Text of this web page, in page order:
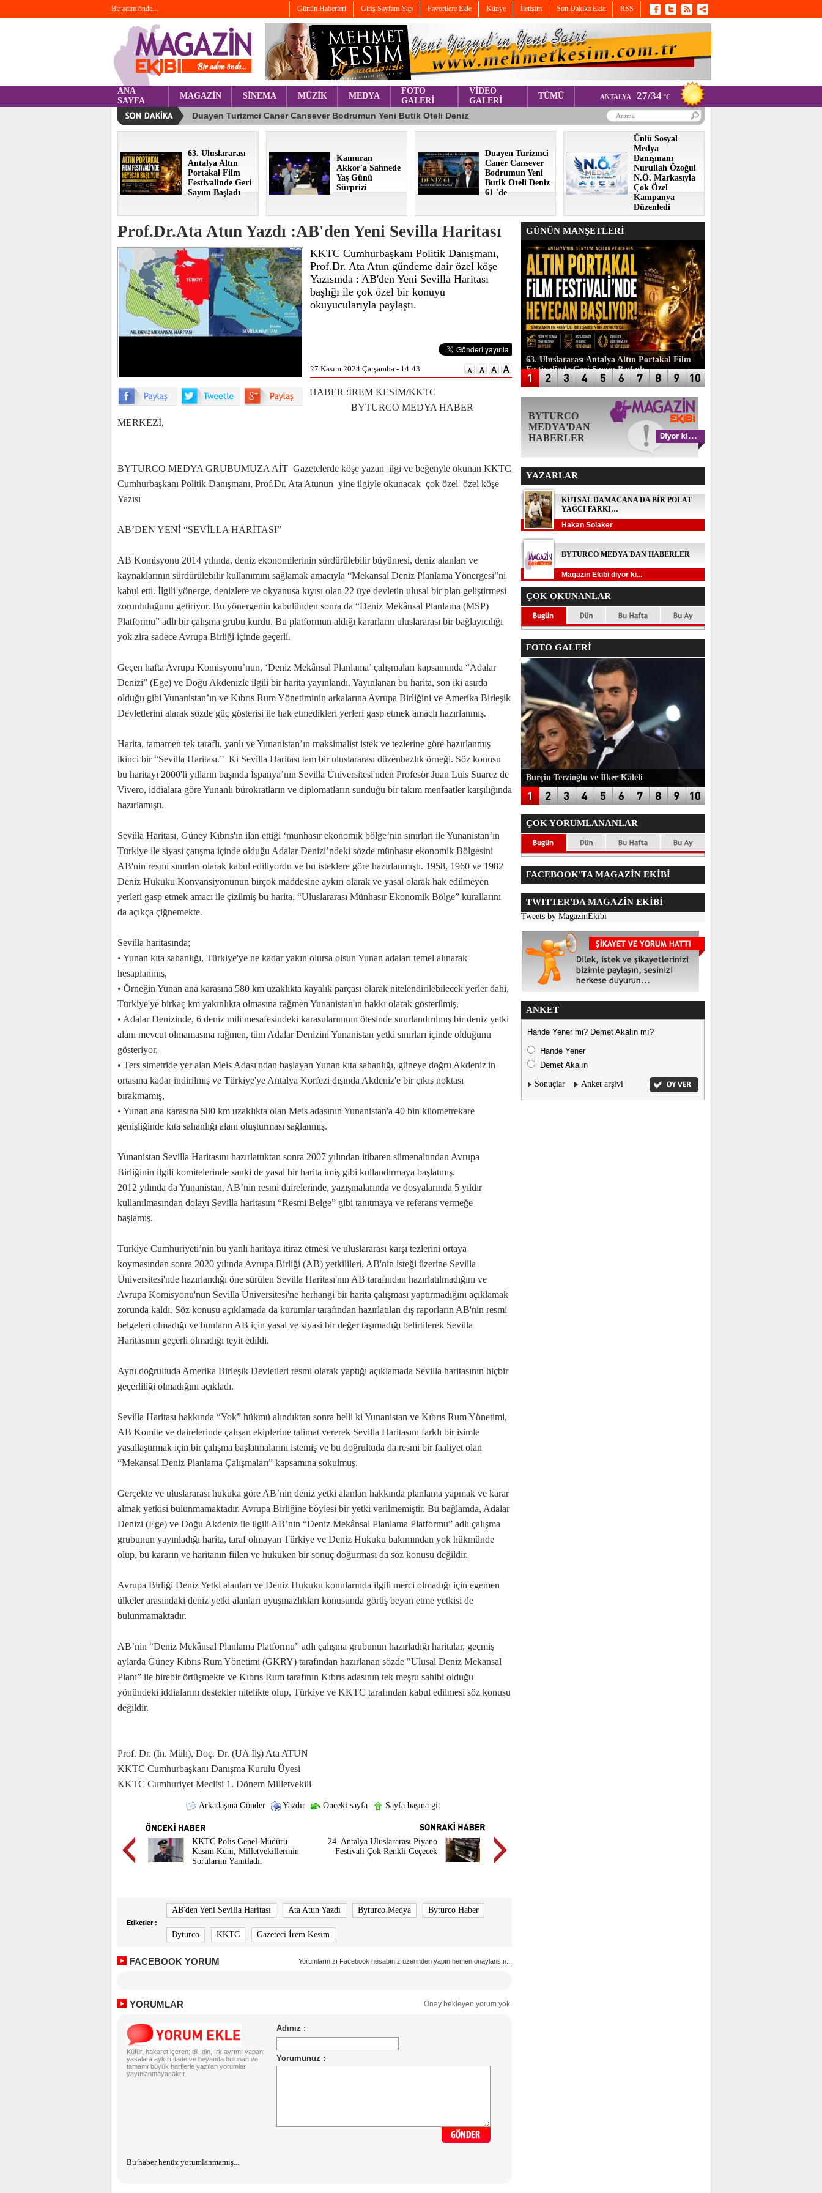
Bir adım önde... Günün Haberleri Giriş Sayfam Yap Favorilere Ekle Künye İletişim Son Dakika Ekle RSS
ANA
SAYFA
MAGAZİN SİNEMA MÜZİK MEDYA
FOTO
GALERİ
VİDEO
GALERİ
TÜMÜ ANTALYA 27/34 °C
63. Uluslararası
Antalya Altın
Portakal Film
Festivalinde Geri
Sayım Başladı
Kamuran
Akkor'a Sahnede
Yaş Günü
Sürprizi
Duayen Turizmci
Caner Cansever
Bodrumun Yeni
Butik Oteli Deniz
61 'de
Ünlü Sosyal
Medya
Danışmanı
Nurullah Özoğul
N.Ö. Markasıyla
Çok Özel
Kampanya
Düzenledi
Prof.Dr.Ata Atun Yazdı :AB'den Yeni Sevilla Haritası
KKTC Cumhurbaşkanı Politik Danışmanı,
Prof.Dr. Ata Atun gündeme dair özel köşe
Yazısında : AB'den Yeni Sevilla Haritası
başlığı ile çok özel bir konuyu
okuyucularıyla paylaştı.
27 Kasım 2024 Çarşamba - 14:43
HABER :İREM KESİM/KKTC
BYTURCO MEDYA HABER
MERKEZİ,
BYTURCO MEDYA GRUBUMUZA AİT Gazetelerde köşe yazan ilgi ve beğenyle okunan KKTC
Cumhurbaşkanı Politik Danışmanı, Prof.Dr. Ata Atunun yine ilgiyle okunacak çok özel özel köşe
Yazısı
AB’DEN YENİ “SEVİLLA HARİTASI”
AB Komisyonu 2014 yılında, deniz ekonomilerinin sürdürülebilir büyümesi, deniz alanları ve
kaynaklarının sürdürülebilir kullanımını sağlamak amacıyla “Mekansal Deniz Planlama Yönergesi”ni
kabul etti. İlgili yönerge, denizlere ve okyanusa kıyısı olan 22 üye devletin ulusal bir plan geliştirmesi
zorunluluğunu getiriyor. Bu yönergenin kabulünden sonra da “Deniz Mekânsal Planlama (MSP)
Platformu” adlı bir çalışma grubu kurdu. Bu platformun aldığı kararların uluslararası bir bağlayıcılığı
yok zira sadece Avrupa Birliği içinde geçerli.
Geçen hafta Avrupa Komisyonu’nun, ‘Deniz Mekânsal Planlama’ çalışmaları kapsamında “Adalar
Denizi” (Ege) ve Doğu Akdenizle ilgili bir harita yayınlandı. Yayınlanan bu harita, son iki asırda
olduğu gibi Yunanistan’ın ve Kıbrıs Rum Yönetiminin arkalarına Avrupa Birliğini ve Amerika Birleşik
Devletlerini alarak sözde güç gösterisi ile hak etmedikleri yerleri gasp etmek amaçlı hazırlanmış.
Harita, tamamen tek taraflı, yanlı ve Yunanistan’ın maksimalist istek ve tezlerine göre hazırlanmış
ikinci bir “Sevilla Haritası.” Ki Sevilla Haritası tam bir uluslararası düzenbazlık örneği. Söz konusu
bu haritayı 2000'li yılların başında İspanya’nın Sevilla Üniversitesi'nden Profesör Juan Luis Suarez de
Vivero, iddialara göre Yunanlı bürokratların ve diplomatların sunduğu bir takım menfaatler karşılığında
hazırlamıştı.
Sevilla Haritası, Güney Kıbrıs'ın ilan ettiği ‘münhasır ekonomik bölge’nin sınırları ile Yunanistan’ın
Türkiye ile siyasi çatışma içinde olduğu Adalar Denizi’ndeki sözde münhasır ekonomik Bölgesini
AB'nin resmi sınırları olarak kabul ediliyordu ve bu isteklere göre hazırlanmıştı. 1958, 1960 ve 1982
Deniz Hukuku Konvansiyonunun birçok maddesine aykırı olarak ve yasal olarak hak edilmeyen
yerleri gasp etmek amacı ile çizilmiş bu harita, “Uluslararası Münhasır Ekonomik Bölge” kurallarını
da açıkça çiğnemekte.
Sevilla haritasında;
• Yunan kıta sahanlığı, Türkiye'ye ne kadar yakın olursa olsun Yunan adaları temel alınarak
hesaplanmış,
• Örneğin Yunan ana karasına 580 km uzaklıkta kayalık parçası olarak nitelendirilebilecek yerler dahi,
Türkiye'ye birkaç km yakınlıkta olmasına rağmen Yunanistan'ın hakkı olarak gösterilmiş,
• Adalar Denizinde, 6 deniz mili mesafesindeki karasularınının ötesinde sınırlandırılmış bir deniz yetki
alanı mevcut olmamasına rağmen, tüm Adalar Denizini Yunanistan yetki sınırları içinde olduğunu
gösteriyor,
• Ters simetride yer alan Meis Adası'ndan başlayan Yunan kıta sahanlığı, güneye doğru Akdeniz'in
ortasına kadar indirilmiş ve Türkiye'ye Antalya Körfezi dışında Akdeniz'e bir çıkış noktası
bırakmamış,
• Yunan ana karasına 580 km uzaklıkta olan Meis adasının Yunanistan'a 40 bin kilometrekare
genişliğinde kıta sahanlığı alanı oluşturması sağlanmış.
Yunanistan Sevilla Haritasını hazırlattıktan sonra 2007 yılından itibaren sümenaltından Avrupa
Birliğinin ilgili komitelerinde sanki de yasal bir harita imiş gibi kullandırmaya başlatmış.
2012 yılında da Yunanistan, AB’nin resmi dairelerinde, yazışmalarında ve dosyalarında 5 yıldır
kullanılmasından dolayı Sevilla haritasını “Resmi Belge” gibi tanıtmaya ve referans vermeğe
başlamış.
Türkiye Cumhuriyeti’nin bu yanlı haritaya itiraz etmesi ve uluslararası karşı tezlerini ortaya
koymasından sonra 2020 yılında Avrupa Birliği (AB) yetkilileri, AB'nin isteği üzerine Sevilla
Üniversitesi'nde hazırlandığı öne sürülen Sevilla Haritası'nın AB tarafından hazırlatılmadığını ve
Avrupa Komisyonu'nun Sevilla Üniversitesi'ne herhangi bir harita çalışması yaptırmadığını açıklamak
zorunda kaldı. Söz konusu açıklamada da kurumlar tarafından hazırlatılan dış raporların AB'nin resmi
belgeleri olmadığı ve bunların AB için yasal ve siyasi bir değer taşımadığı belirtilerek Sevilla
Haritasının geçerli olmadığı teyit edildi.
Aynı doğrultuda Amerika Birleşik Devletleri resmi olarak yaptığı açıklamada Sevilla haritasının hiçbir
geçerliliği olmadığını açıkladı.
Sevilla Haritası hakkında “Yok” hükmü alındıktan sonra belli ki Yunanistan ve Kıbrıs Rum Yönetimi,
AB Komite ve dairelerinde çalışan ekiplerine talimat vererek Sevilla Haritasını farklı bir isimle
yasallaştırmak için bir çalışma başlatmalarını istemiş ve bu doğrultuda da resmi bir faaliyet olan
“Mekansal Deniz Planlama Çalışmaları” kapsamına sokulmuş.
Gerçekte ve uluslararası hukuka göre AB’nin deniz yetki alanları hakkında planlama yapmak ve karar
almak yetkisi bulunmamaktadır. Avrupa Birliğine böylesi bir yetki verilmemiştir. Bu bağlamda, Adalar
Denizi (Ege) ve Doğu Akdeniz ile ilgili AB’nin “Deniz Mekânsal Planlama Platformu” adlı çalışma
grubunun yayınladığı harita, taraf olmayan Türkiye ve Deniz Hukuku bakımından yok hükmünde
olup, bu kararın ve haritanın fiilen ve hukuken bir sonuç doğurması da söz konusu değildir.
Avrupa Birliği Deniz Yetki alanları ve Deniz Hukuku konularında ilgili merci olmadığı için egemen
ülkeler arasındaki deniz yetki alanları uyuşmazlıkları konusunda görüş beyan etme yetkisi de
bulunmamaktadır.
AB’nin “Deniz Mekânsal Planlama Platformu” adlı çalışma grubunun hazırladığı haritalar, geçmiş
aylarda Güney Kıbrıs Rum Yönetimi (GKRY) tarafından hazırlanan sözde "Ulusal Deniz Mekansal
Planı” ile birebir örtüşmekte ve Kıbrıs Rum tarafının Kıbrıs adasının tek meşru sahibi olduğu
yönündeki iddialarını destekler nitelikte olup, Türkiye ve KKTC tarafından kabul edilmesi söz konusu
değildir.
Prof. Dr. (İn. Müh), Doç. Dr. (UA İlş) Ata ATUN
KKTC Cumhurbaşkanı Danışma Kurulu Üyesi
KKTC Cumhuriyet Meclisi 1. Dönem Milletvekili
Arkadaşına Gönder Yazdır Önceki sayfa Sayfa başına git
KKTC Polis Genel Müdürü
Kasım Kuni, Milletvekillerinin
Sorularını Yanıtladı.
24. Antalya Uluslararası Piyano
Festivali Çok Renkli Geçecek
Etiketler :
AB'den Yeni Sevilla Haritası Ata Atun Yazdı Byturco Medya Byturco Haber
Byturco KKTC Gazeteci İrem Kesim
FACEBOOK YORUM Yorumlarınızı Facebook hesabınız üzerinden yapın hemen onaylansın...
YORUMLAR Onay bekleyen yorum yok.
Küfür, hakaret içeren; dil, din, ırk ayrımı yapan;
yasalara aykırı ifade ve beyanda bulunan ve
tamamı büyük harflerle yazılan yorumlar
yayınlanmayacaktır.
Bu haber henüz yorumlanmamış...
GÜNÜN MANŞETLERİ
63. Uluslararası Antalya Altın Portakal Film
Festivalinde Geri Sayım Başladı
BYTURCO
MEDYA'DAN
HABERLER
YAZARLAR
KUTSAL DAMACANA DA BİR POLAT
YAĞCI FARKI…
Hakan Solaker
BYTURCO MEDYA'DAN HABERLER
Magazin Ekibi diyor ki...
ÇOK OKUNANLAR
FOTO GALERİ
Burçin Terzioğlu ve İlker Kaleli
ÇOK YORUMLANANLAR
FACEBOOK'TA MAGAZİN EKİBİ
TWITTER'DA MAGAZİN EKİBİ
Tweets by MagazinEkibi
ANKET
Hande Yener mi? Demet Akalın mı?
Hande Yener
Demet Akalın
Sonuçlar Anket arşivi